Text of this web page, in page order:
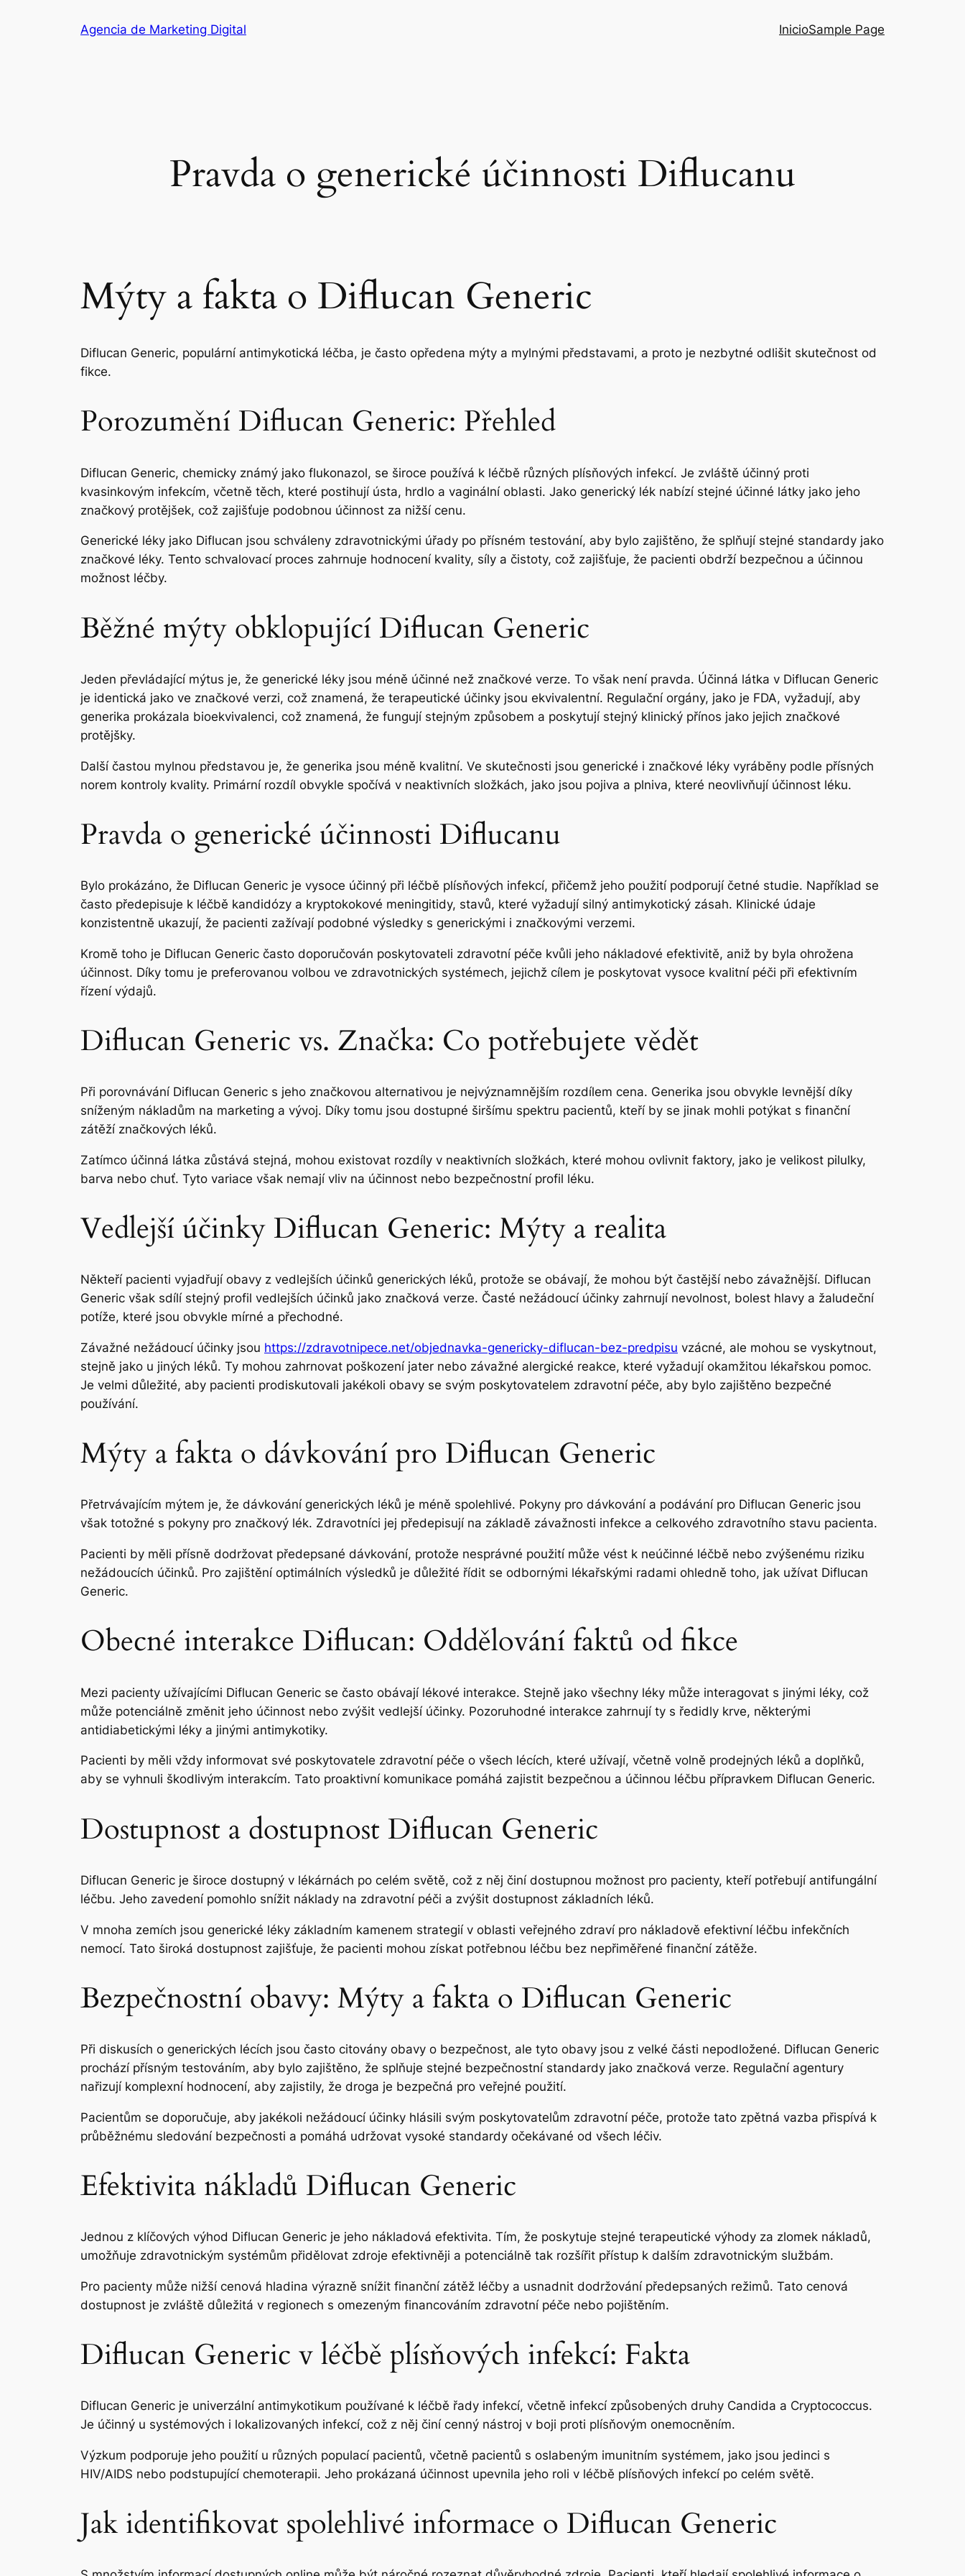
Agencia de Marketing Digital InicioSample Page
Pravda o generické účinnosti Diflucanu
Mýty a fakta o Diflucan Generic
Diflucan Generic, populární antimykotická léčba, je často opředena mýty a mylnými představami, a proto je nezbytné odlišit skutečnost od
fikce.
Porozumění Diflucan Generic: Přehled
Diflucan Generic, chemicky známý jako flukonazol, se široce používá k léčbě různých plísňových infekcí. Je zvláště účinný proti
kvasinkovým infekcím, včetně těch, které postihují ústa, hrdlo a vaginální oblasti. Jako generický lék nabízí stejné účinné látky jako jeho
značkový protějšek, což zajišťuje podobnou účinnost za nižší cenu.
Generické léky jako Diflucan jsou schváleny zdravotnickými úřady po přísném testování, aby bylo zajištěno, že splňují stejné standardy jako
značkové léky. Tento schvalovací proces zahrnuje hodnocení kvality, síly a čistoty, což zajišťuje, že pacienti obdrží bezpečnou a účinnou
možnost léčby.
Běžné mýty obklopující Diflucan Generic
Jeden převládající mýtus je, že generické léky jsou méně účinné než značkové verze. To však není pravda. Účinná látka v Diflucan Generic
je identická jako ve značkové verzi, což znamená, že terapeutické účinky jsou ekvivalentní. Regulační orgány, jako je FDA, vyžadují, aby
generika prokázala bioekvivalenci, což znamená, že fungují stejným způsobem a poskytují stejný klinický přínos jako jejich značkové
protějšky.
Další častou mylnou představou je, že generika jsou méně kvalitní. Ve skutečnosti jsou generické i značkové léky vyráběny podle přísných
norem kontroly kvality. Primární rozdíl obvykle spočívá v neaktivních složkách, jako jsou pojiva a plniva, které neovlivňují účinnost léku.
Pravda o generické účinnosti Diflucanu
Bylo prokázáno, že Diflucan Generic je vysoce účinný při léčbě plísňových infekcí, přičemž jeho použití podporují četné studie. Například se
často předepisuje k léčbě kandidózy a kryptokokové meningitidy, stavů, které vyžadují silný antimykotický zásah. Klinické údaje
konzistentně ukazují, že pacienti zažívají podobné výsledky s generickými i značkovými verzemi.
Kromě toho je Diflucan Generic často doporučován poskytovateli zdravotní péče kvůli jeho nákladové efektivitě, aniž by byla ohrožena
účinnost. Díky tomu je preferovanou volbou ve zdravotnických systémech, jejichž cílem je poskytovat vysoce kvalitní péči při efektivním
řízení výdajů.
Diflucan Generic vs. Značka: Co potřebujete vědět
Při porovnávání Diflucan Generic s jeho značkovou alternativou je nejvýznamnějším rozdílem cena. Generika jsou obvykle levnější díky
sníženým nákladům na marketing a vývoj. Díky tomu jsou dostupné širšímu spektru pacientů, kteří by se jinak mohli potýkat s finanční
zátěží značkových léků.
Zatímco účinná látka zůstává stejná, mohou existovat rozdíly v neaktivních složkách, které mohou ovlivnit faktory, jako je velikost pilulky,
barva nebo chuť. Tyto variace však nemají vliv na účinnost nebo bezpečnostní profil léku.
Vedlejší účinky Diflucan Generic: Mýty a realita
Někteří pacienti vyjadřují obavy z vedlejších účinků generických léků, protože se obávají, že mohou být častější nebo závažnější. Diflucan
Generic však sdílí stejný profil vedlejších účinků jako značková verze. Časté nežádoucí účinky zahrnují nevolnost, bolest hlavy a žaludeční
potíže, které jsou obvykle mírné a přechodné.
Závažné nežádoucí účinky jsou https://zdravotnipece.net/objednavka-genericky-diflucan-bez-predpisu vzácné, ale mohou se vyskytnout,
stejně jako u jiných léků. Ty mohou zahrnovat poškození jater nebo závažné alergické reakce, které vyžadují okamžitou lékařskou pomoc.
Je velmi důležité, aby pacienti prodiskutovali jakékoli obavy se svým poskytovatelem zdravotní péče, aby bylo zajištěno bezpečné
používání.
Mýty a fakta o dávkování pro Diflucan Generic
Přetrvávajícím mýtem je, že dávkování generických léků je méně spolehlivé. Pokyny pro dávkování a podávání pro Diflucan Generic jsou
však totožné s pokyny pro značkový lék. Zdravotníci jej předepisují na základě závažnosti infekce a celkového zdravotního stavu pacienta.
Pacienti by měli přísně dodržovat předepsané dávkování, protože nesprávné použití může vést k neúčinné léčbě nebo zvýšenému riziku
nežádoucích účinků. Pro zajištění optimálních výsledků je důležité řídit se odbornými lékařskými radami ohledně toho, jak užívat Diflucan
Generic.
Obecné interakce Diflucan: Oddělování faktů od fikce
Mezi pacienty užívajícími Diflucan Generic se často obávají lékové interakce. Stejně jako všechny léky může interagovat s jinými léky, což
může potenciálně změnit jeho účinnost nebo zvýšit vedlejší účinky. Pozoruhodné interakce zahrnují ty s ředidly krve, některými
antidiabetickými léky a jinými antimykotiky.
Pacienti by měli vždy informovat své poskytovatele zdravotní péče o všech lécích, které užívají, včetně volně prodejných léků a doplňků,
aby se vyhnuli škodlivým interakcím. Tato proaktivní komunikace pomáhá zajistit bezpečnou a účinnou léčbu přípravkem Diflucan Generic.
Dostupnost a dostupnost Diflucan Generic
Diflucan Generic je široce dostupný v lékárnách po celém světě, což z něj činí dostupnou možnost pro pacienty, kteří potřebují antifungální
léčbu. Jeho zavedení pomohlo snížit náklady na zdravotní péči a zvýšit dostupnost základních léků.
V mnoha zemích jsou generické léky základním kamenem strategií v oblasti veřejného zdraví pro nákladově efektivní léčbu infekčních
nemocí. Tato široká dostupnost zajišťuje, že pacienti mohou získat potřebnou léčbu bez nepřiměřené finanční zátěže.
Bezpečnostní obavy: Mýty a fakta o Diflucan Generic
Při diskusích o generických lécích jsou často citovány obavy o bezpečnost, ale tyto obavy jsou z velké části nepodložené. Diflucan Generic
prochází přísným testováním, aby bylo zajištěno, že splňuje stejné bezpečnostní standardy jako značková verze. Regulační agentury
nařizují komplexní hodnocení, aby zajistily, že droga je bezpečná pro veřejné použití.
Pacientům se doporučuje, aby jakékoli nežádoucí účinky hlásili svým poskytovatelům zdravotní péče, protože tato zpětná vazba přispívá k
průběžnému sledování bezpečnosti a pomáhá udržovat vysoké standardy očekávané od všech léčiv.
Efektivita nákladů Diflucan Generic
Jednou z klíčových výhod Diflucan Generic je jeho nákladová efektivita. Tím, že poskytuje stejné terapeutické výhody za zlomek nákladů,
umožňuje zdravotnickým systémům přidělovat zdroje efektivněji a potenciálně tak rozšířit přístup k dalším zdravotnickým službám.
Pro pacienty může nižší cenová hladina výrazně snížit finanční zátěž léčby a usnadnit dodržování předepsaných režimů. Tato cenová
dostupnost je zvláště důležitá v regionech s omezeným financováním zdravotní péče nebo pojištěním.
Diflucan Generic v léčbě plísňových infekcí: Fakta
Diflucan Generic je univerzální antimykotikum používané k léčbě řady infekcí, včetně infekcí způsobených druhy Candida a Cryptococcus.
Je účinný u systémových i lokalizovaných infekcí, což z něj činí cenný nástroj v boji proti plísňovým onemocněním.
Výzkum podporuje jeho použití u různých populací pacientů, včetně pacientů s oslabeným imunitním systémem, jako jsou jedinci s
HIV/AIDS nebo podstupující chemoterapii. Jeho prokázaná účinnost upevnila jeho roli v léčbě plísňových infekcí po celém světě.
Jak identifikovat spolehlivé informace o Diflucan Generic